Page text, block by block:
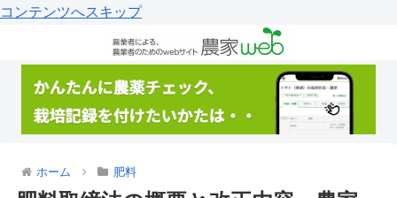
コンテンツへスキップ
ホーム 肥料